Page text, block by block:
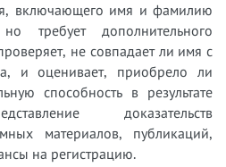
включающего имя и фамилию
требует дополнительного
не совпадает ли имя с
и оценивает, приобрело ли
способность в результате
доказательств
материалов, публикаций,
на регистрацию.